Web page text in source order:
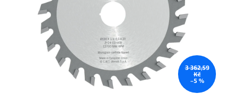
3 362,59
Kč
–5 %